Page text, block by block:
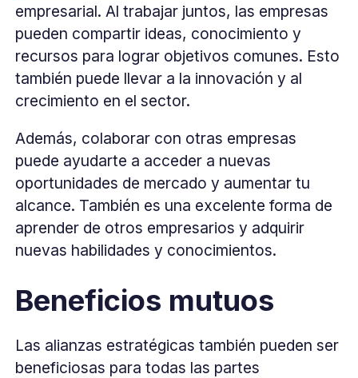
empresarial. Al trabajar juntos, las empresas
pueden compartir ideas, conocimiento y
recursos para lograr objetivos comunes. Esto
también puede llevar a la innovación y al
crecimiento en el sector.
Además, colaborar con otras empresas
puede ayudarte a acceder a nuevas
oportunidades de mercado y aumentar tu
alcance. También es una excelente forma de
aprender de otros empresarios y adquirir
nuevas habilidades y conocimientos.
Beneficios mutuos
Las alianzas estratégicas también pueden ser
beneficiosas para todas las partes